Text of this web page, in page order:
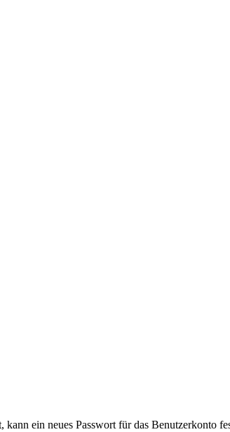
ein neues Passwort für das Benutzerkonto